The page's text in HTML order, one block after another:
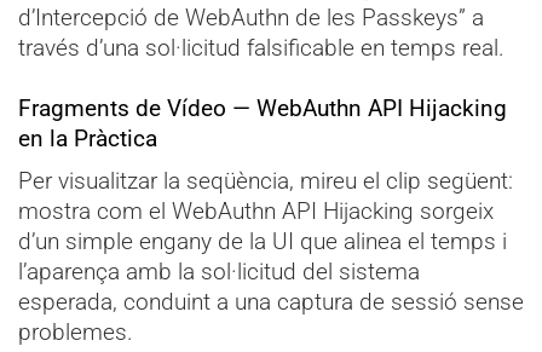
d’Intercepció de WebAuthn de les Passkeys” a
través d’una sol·licitud falsificable en temps real.
Fragments de Vídeo — WebAuthn API Hijacking
en la Pràctica
Per visualitzar la seqüència, mireu el clip següent:
mostra com el WebAuthn API Hijacking sorgeix
d’un simple engany de la UI que alinea el temps i
l’aparença amb la sol·licitud del sistema
esperada, conduint a una captura de sessió sense
problemes.